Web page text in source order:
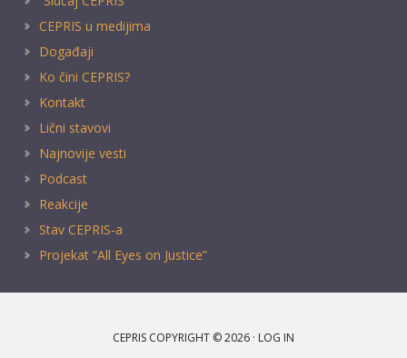
CEPRIS u medijima
Događaji
Ko čini CEPRIS?
Kontakt
Lični stavovi
Najnovije vesti
Podcast
Reakcije
Stav CEPRIS-a
Projekat “All Eyes on Justice”
CEPRIS COPYRIGHT © 2026 · LOG IN